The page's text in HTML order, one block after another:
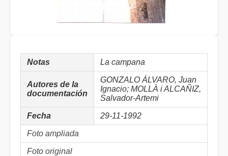
Notas La campana
Autores de la
documentación
GONZALO ÁLVARO, Juan
Ignacio; MOLLÀ i ALCAÑIZ,
Salvador-Artemi
Fecha 29-11-1992
Foto ampliada
Foto original